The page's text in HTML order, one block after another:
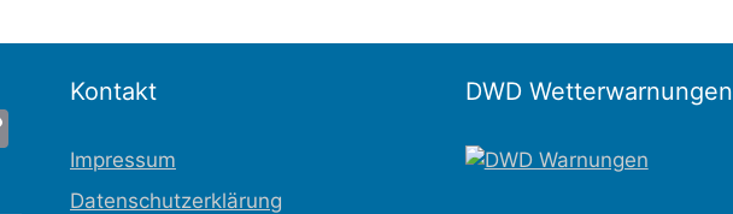
Kontakt
Impressum
Datenschutzerklärung
DWD Wetterwarnungen